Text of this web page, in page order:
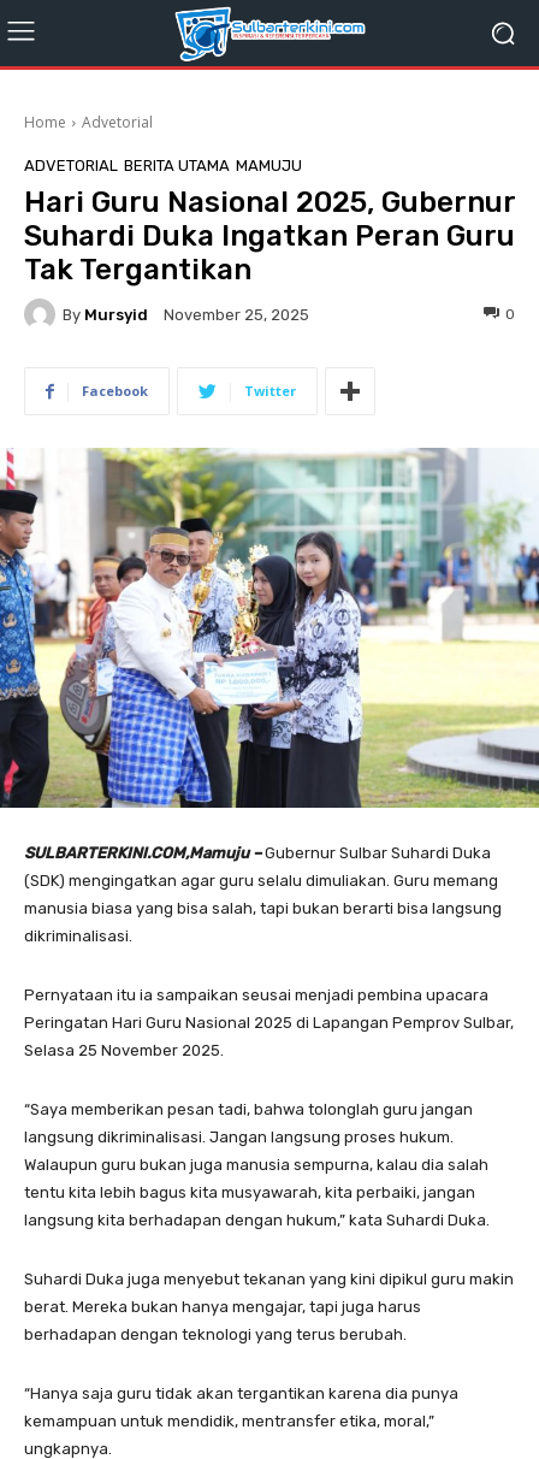
Home Advetorial
ADVETORIAL BERITA UTAMA MAMUJU
Hari Guru Nasional 2025, Gubernur
Suhardi Duka Ingatkan Peran Guru
Tak Tergantikan
By Mursyid November 25, 2025 0
Facebook Twitter
SULBARTERKINI.COM,Mamuju – Gubernur Sulbar Suhardi Duka
(SDK) mengingatkan agar guru selalu dimuliakan. Guru memang
manusia biasa yang bisa salah, tapi bukan berarti bisa langsung
dikriminalisasi.
Pernyataan itu ia sampaikan seusai menjadi pembina upacara
Peringatan Hari Guru Nasional 2025 di Lapangan Pemprov Sulbar,
Selasa 25 November 2025.
“Saya memberikan pesan tadi, bahwa tolonglah guru jangan
langsung dikriminalisasi. Jangan langsung proses hukum.
Walaupun guru bukan juga manusia sempurna, kalau dia salah
tentu kita lebih bagus kita musyawarah, kita perbaiki, jangan
langsung kita berhadapan dengan hukum,” kata Suhardi Duka.
Suhardi Duka juga menyebut tekanan yang kini dipikul guru makin
berat. Mereka bukan hanya mengajar, tapi juga harus
berhadapan dengan teknologi yang terus berubah.
“Hanya saja guru tidak akan tergantikan karena dia punya
kemampuan untuk mendidik, mentransfer etika, moral,”
ungkapnya.